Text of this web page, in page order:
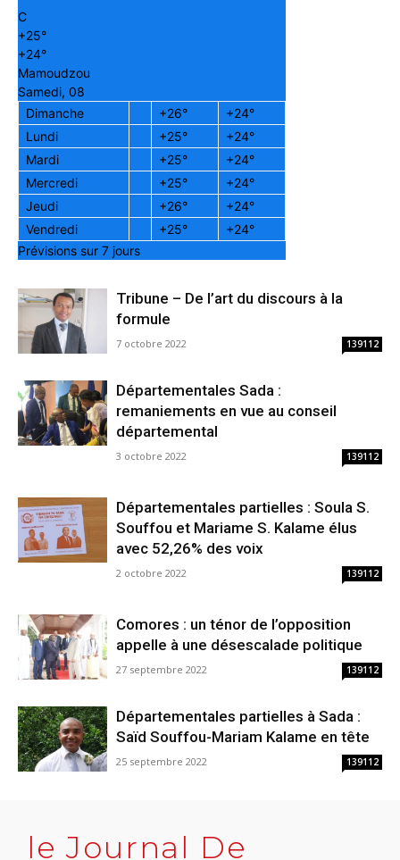
C
+25°
+24°
Mamoudzou
Samedi, 08
Dimanche
+26° +24°
Lundi
+25° +24°
Mardi
+25° +24°
Mercredi
+25° +24°
Jeudi
+26° +24°
Vendredi
+25° +24°
Prévisions sur 7 jours
Tribune – De l’art du discours à la
formule
7 octobre 2022 139112
Départementales Sada :
remaniements en vue au conseil
départemental
3 octobre 2022 139112
Départementales partielles : Soula S.
Souffou et Mariame S. Kalame élus
avec 52,26% des voix
2 octobre 2022 139112
Comores : un ténor de l’opposition
appelle à une désescalade politique
27 septembre 2022 139112
Départementales partielles à Sada :
Saïd Souffou-Mariam Kalame en tête
25 septembre 2022 139112
le Journal De